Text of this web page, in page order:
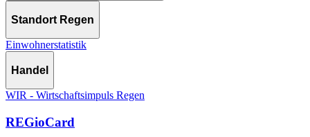
Standort Regen
Einwohnerstatistik
Handel
WIR - Wirtschaftsimpuls Regen
REGioCard